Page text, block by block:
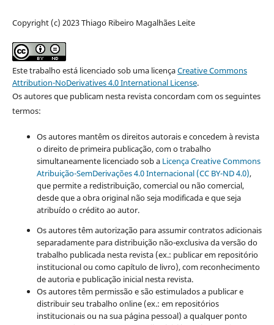
Copyright (c) 2023 Thiago Ribeiro Magalhães Leite
Este trabalho está licenciado sob uma licençaCreative Commons
Attribution-NoDerivatives 4.0 International License.
Os autores que publicam nesta revista concordam com os seguintes
termos:
Os autores mantêm os direitos autorais e concedem à revista
o direito de primeira publicação, com o trabalho
simultaneamente licenciado sob aLicença Creative Commons
Atribuição-SemDerivações 4.0 Internacional (CC BY-ND 4.0),
que permite a redistribuição, comercial ou não comercial,
desde que a obra original não seja modificada e que seja
atribuído o crédito ao autor.
Os autores têm autorização para assumir contratos adicionais
separadamente para distribuição não-exclusiva da versão do
trabalho publicada nesta revista (ex.: publicar em repositório
institucional ou como capítulo de livro), com reconhecimento
de autoria e publicação inicial nesta revista.
Os autores têm permissão e são estimulados a publicar e
distribuir seu trabalho online (ex.: em repositórios
institucionais ou na sua página pessoal) a qualquer ponto